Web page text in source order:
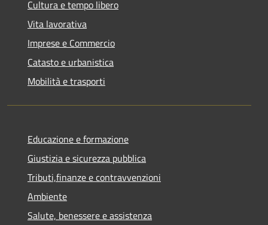
Cultura e tempo libero
Vita lavorativa
Imprese e Commercio
Catasto e urbanistica
Mobilità e trasporti
Educazione e formazione
Giustizia e sicurezza pubblica
Tributi,finanze e contravvenzioni
Ambiente
Salute, benessere e assistenza